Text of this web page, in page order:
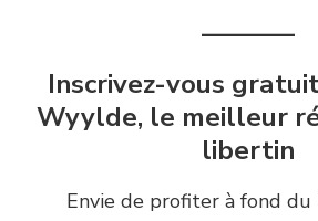
———–
Inscrivez-vous
Wyylde, le meilleur
libertin
Envie de profiter à fond